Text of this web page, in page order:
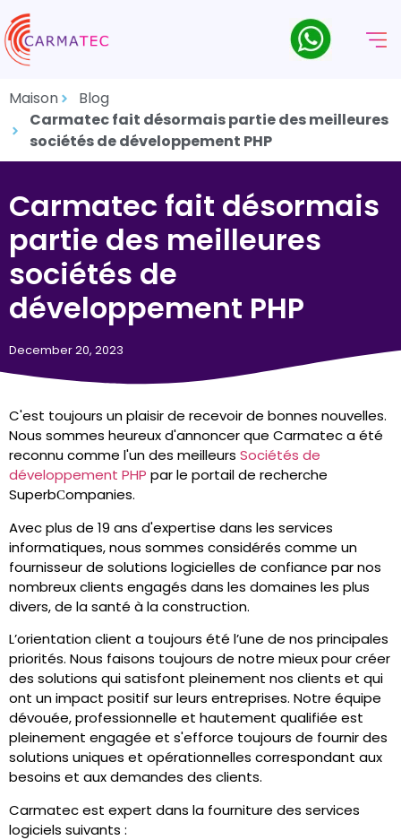
Maison
Blog
Carmatec fait désormais partie des meilleures
sociétés de développement PHP
Carmatec fait désormais
partie des meilleures
sociétés de
développement PHP
December 20, 2023
C'est toujours un plaisir de recevoir de bonnes nouvelles.
Nous sommes heureux d'annoncer que Carmatec a été
reconnu comme l'un des meilleurs Sociétés de
développement PHP par le portail de recherche
SuperbСompanies.
Avec plus de 19 ans d'expertise dans les services
informatiques, nous sommes considérés comme un
fournisseur de solutions logicielles de confiance par nos
nombreux clients engagés dans les domaines les plus
divers, de la santé à la construction.
L’orientation client a toujours été l’une de nos principales
priorités. Nous faisons toujours de notre mieux pour créer
des solutions qui satisfont pleinement nos clients et qui
ont un impact positif sur leurs entreprises. Notre équipe
dévouée, professionnelle et hautement qualifiée est
pleinement engagée et s'efforce toujours de fournir des
solutions uniques et opérationnelles correspondant aux
besoins et aux demandes des clients.
Carmatec est expert dans la fourniture des services
logiciels suivants :